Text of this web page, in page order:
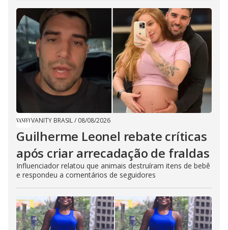
VANITY BRASIL/ 08/08/2026
Guilherme Leonel rebate críticas
após criar arrecadação de fraldas
Influenciador relatou que animais destruíram itens de bebê
e respondeu a comentários de seguidores